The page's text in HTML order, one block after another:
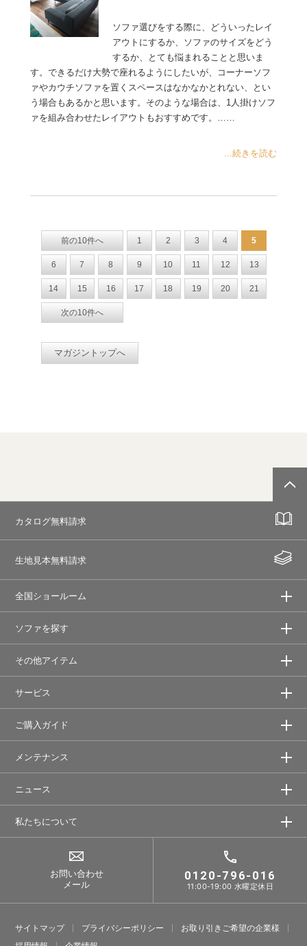
ソファ選びをする際に、どういったレイ
アウトにするか、ソファのサイズをどう
するか、とても悩まれることと思いま
す。できるだけ大勢で座れるようにしたいが、コーナーソフ
ァやカウチソファを置くスペースはなかなかとれない、とい
う場合もあるかと思います。そのような場合は、1人掛けソフ
ァを組み合わせたレイアウトもおすすめです。……
...続きを読む
前の10件へ 1 2 3 4 5
6 7 8 9 10 11 12 13
14 15 16 17 18 19 20 21
次の10件へ
マガジントップへ
カタログ無料請求
生地見本無料請求
全国ショールーム
ソファを探す
その他アイテム
サービス
ご購入ガイド
メンテナンス
ニュース
私たちについて
お問い合わせ
メール
0120-796-016
11:00-19:00 水曜定休日
サイトマップ プライバシーポリシー
お取り引きご希望の企業様